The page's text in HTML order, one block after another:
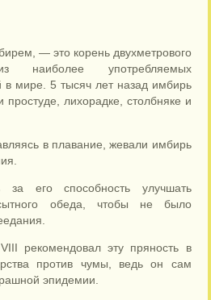
— это корень двухметрового
наиболее употребляемых
в мире. 5 тысяч лет назад имбирь
лихорадке, столбняке и
в плавание, жевали имбирь
его способность улучшать
обеда, чтобы не было
рекомендовал эту пряность в
против чумы, ведь он сам
эпидемии.